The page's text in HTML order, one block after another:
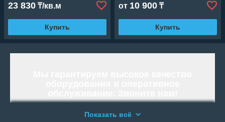
23 830 ₸/кв.м
Купить
от 10 900 ₸
Купить
по всей территории Республики
Показать всё